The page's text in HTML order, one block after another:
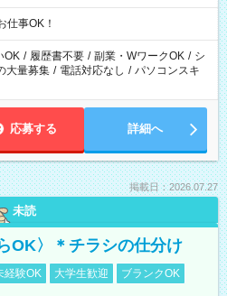
仕事OK！
OK / 履歴書不要 / 副業・WワークOK / シ
大量募集 / 電話対応なし / パソコンスキ
応募する 詳細へ
掲載日：2026.07.27
未読
OK〉＊チラシの仕分け
経験OK 大学生歓迎
ブランクOK